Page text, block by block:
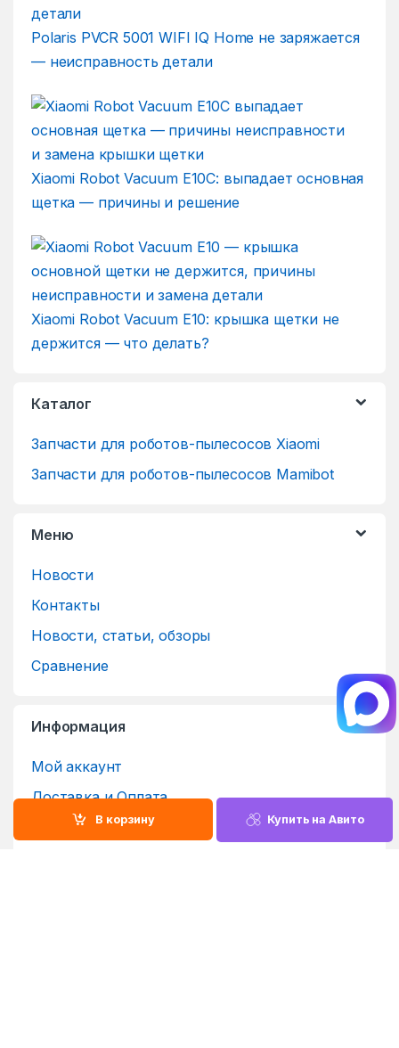
Купить на Авито
В корзину
Polaris PVCR 5001 WIFI IQ Home не заряжается
— неисправность детали
Xiaomi Robot Vacuum E10C: выпадает основная
щетка — причины и решение
Xiaomi Robot Vacuum E10: крышка щетки не
держится — что делать?
Каталог
Запчасти для роботов-пылесосов Xiaomi
Запчасти для роботов-пылесосов Mamibot
Меню
Новости
Контакты
Новости, статьи, обзоры
Сравнение
Информация
Мой аккаунт
Доставка и Оплата
Возврат и обмен